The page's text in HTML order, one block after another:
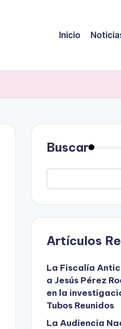
Inicio
Buscar
Artículos
La Fiscalía
a Jesús Pérez
en la
Tubos Reunidos
La Audiencia